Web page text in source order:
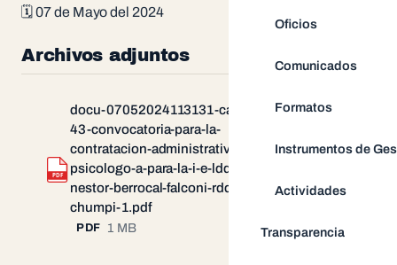
Oficios
Comunicados
Formatos
Instrumentos de
Actividades
Transparencia
🗓 07 de Mayo del 2024
Archivos adjuntos
PDF
docu-07052024113131-cas-n-ordm-
43-convocatoria-para-la-
contratacion-administrativa-de-01-
psicologo-a-para-la-i-e-ldquo-
nestor-berrocal-falconi-rdquo-de-
chumpi-1.pdf
PDF 1 MB